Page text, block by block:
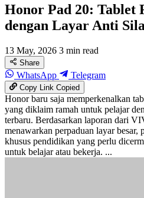
Honor Pad 20: Tablet
dengan Layar Anti
13 May, 2026 3 min read
Share
WhatsApp Telegram
Copy LinkCopied
Honor baru saja memperkenalkan
yang diklaim ramah untuk pelajar
terbaru. Berdasarkan laporan dari
menawarkan perpaduan layar
khusus pendidikan yang perlu
untuk belajar atau bekerja. ...